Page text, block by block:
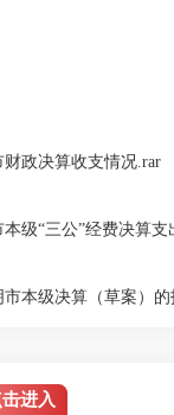
财政决算收支情况.rar
本级“三公”经费决算支
市本级决算（草案）的
击进入